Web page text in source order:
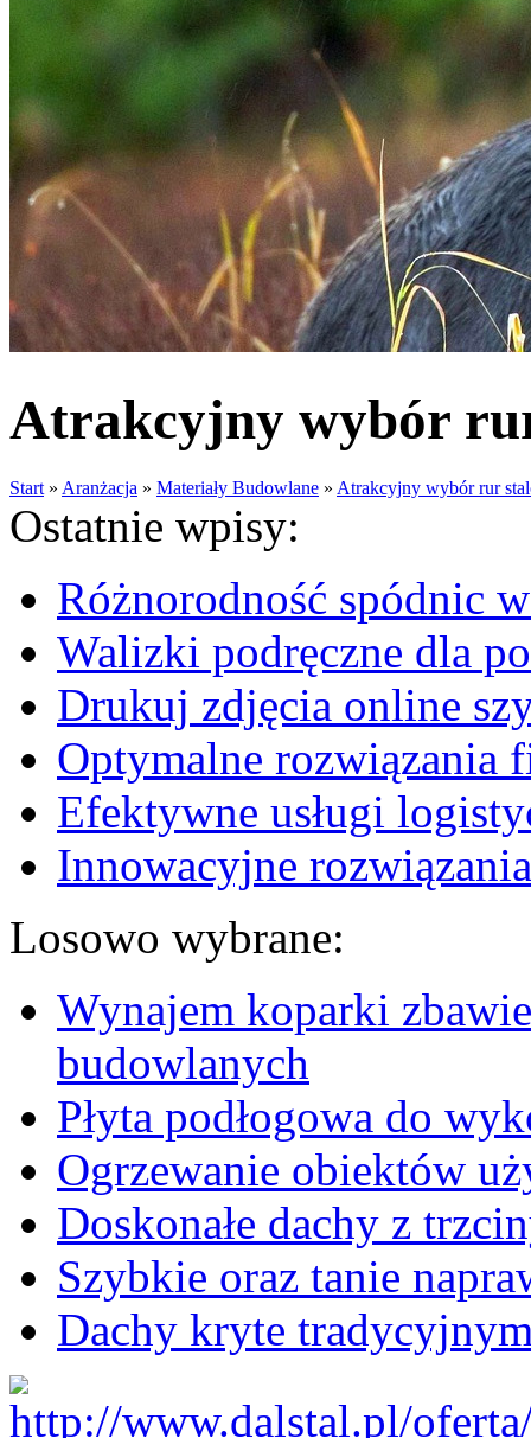
Atrakcyjny wybór
Start » Aranżacja » Materiały Budowlane » Atrakcyjny wybór rur
Ostatnie wpisy:
Różnorodność spódnic
Walizki podręczne dla
Drukuj zdjęcia online
Optymalne rozwiązania
Efektywne usługi
Innowacyjne
Losowo wybrane:
Wynajem koparki
budowlanych
Płyta podłogowa do
Ogrzewanie obiektów
Doskonałe dachy z
Szybkie oraz tanie
Dachy kryte